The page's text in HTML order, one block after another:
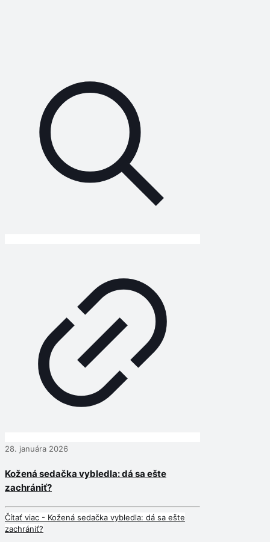
28. januára 2026
Kožená sedačka vybledla: dá sa ešte
zachrániť?
Čítať viac - Kožená sedačka vybledla: dá sa ešte
zachrániť?